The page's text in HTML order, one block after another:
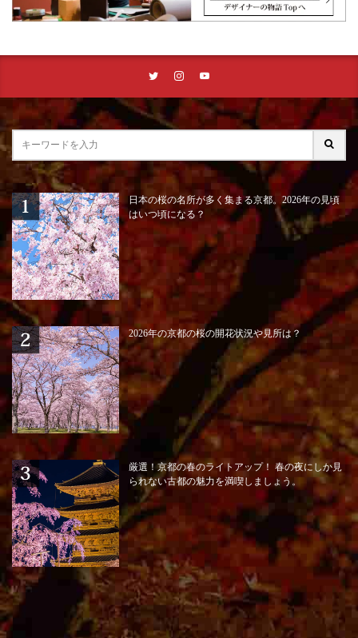
日本の桜の名所が多く集まる京都。2026年の見頃
はいつ頃になる？
2026年の京都の桜の開花状況や見所は？
厳選！京都の春のライトアップ！ 春の夜にしか見
られない古都の魅力を満喫しましょう。